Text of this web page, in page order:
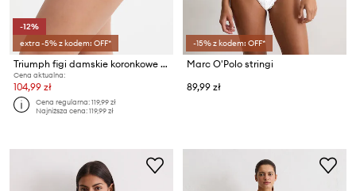
-12%
extra -5% z kodem: OFF*
Triumph figi damskie koronkowe Amourette
Cena aktualna:
104,99 zł
Cena regularna:119,99 zł
Najniższa cena:119,99 zł
-15% z kodem: OFF*
Marc O'Polo stringi
89,99 zł